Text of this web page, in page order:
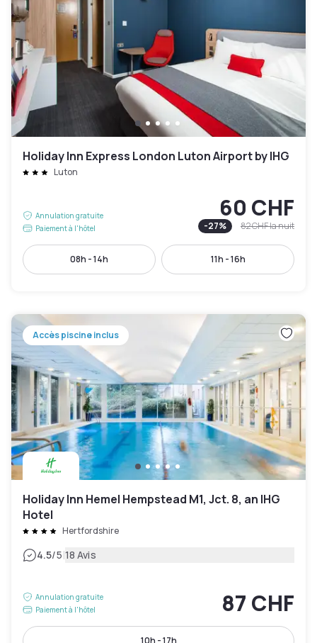
Holiday Inn Express London Luton Airport by IHG
Luton
Annulation gratuite
Paiement à l'hôtel
60 CHF
-27% 82 CHFla nuit
08h - 14h 11h - 16h
Accès piscine inclus
Holiday Inn Hemel Hempstead M1, Jct. 8, an IHG
Hotel
Hertfordshire
4.5/5|18 Avis
Annulation gratuite
Paiement à l'hôtel
87 CHF
10h - 17h